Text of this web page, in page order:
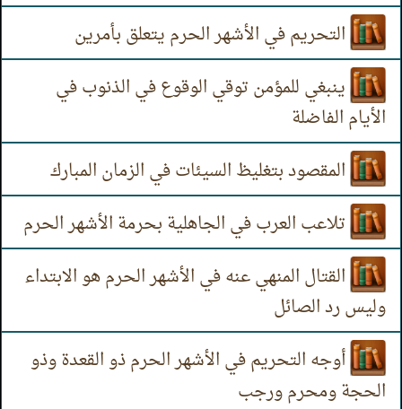
التحريم في الأشهر الحرم يتعلق بأمرين
ينبغي للمؤمن توقي الوقوع في الذنوب في
الأيام الفاضلة
المقصود بتغليظ السيئات في الزمان المبارك
تلاعب العرب في الجاهلية بحرمة الأشهر الحرم
القتال المنهي عنه في الأشهر الحرم هو الابتداء
وليس رد الصائل
أوجه التحريم في الأشهر الحرم ذو القعدة وذو
الحجة ومحرم ورجب